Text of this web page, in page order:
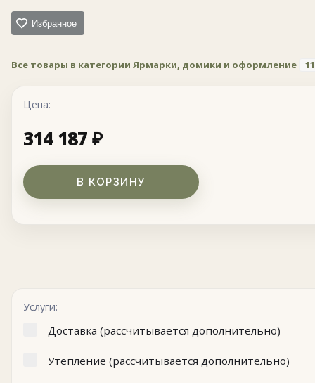
Избранное
Все товары в категории Ярмарки, домики и оформление
Цена:
314 187₽
В КОРЗИНУ
Услуги:
Доставка (рассчитывается дополнительно)
Утепление (рассчитывается дополнительно)